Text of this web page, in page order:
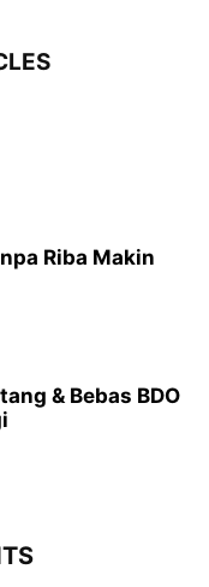
Riba Makin
& Bebas BDO